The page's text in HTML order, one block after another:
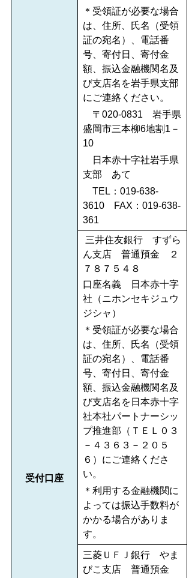
受付口座
＊受領証が必要な場合
は、住所、氏名（受領
証の宛名）、電話番
号、寄付日、寄付金
額、振込金融機関名及
び支店名を岩手県支部
にご連絡ください。
〒020‐0831 岩手県
盛岡市三本柳6地割1－
10
日本赤十字社岩手県
支部 あて
TEL：019‐638-
3610 FAX：019‐638‐
361
三井住友銀行 すずら
ん支店 普通預金 ２
７８７５４８
口座名義 日本赤十字
社（ニホンセキジュウ
ジシャ）
＊受領証が必要な場合
は、住所、氏名（受領
証の宛名）、電話番
号、寄付日、寄付金
額、振込金融機関名及
び支店名を日本赤十字
社本社パートナーシッ
プ推進部（ＴＥＬ０３
－４３６３－２０５
６）にご連絡くださ
い。
＊利用する金融機関に
よっては振込手数料が
かかる場合がありま
す。
三菱ＵＦＪ銀行 やま
びこ支店 普通預金